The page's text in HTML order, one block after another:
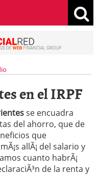
en el IRPF
se encuadra
del ahorro, que de
que
allÃ¡ del salario y
cuanto habrÃ¡
de la renta y